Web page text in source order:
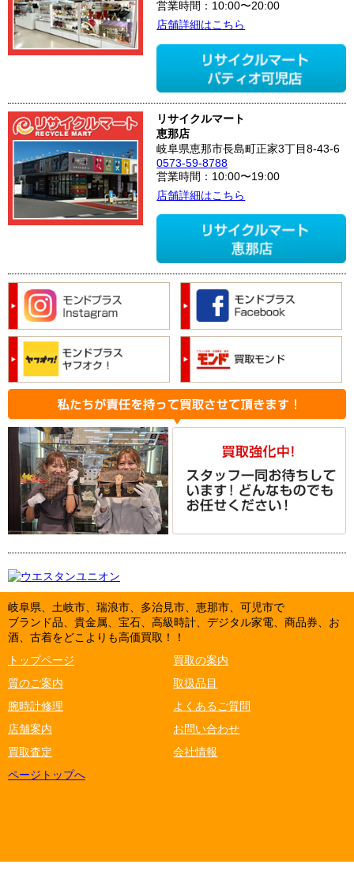
営業時間：10:00〜20:00
店舗詳細はこちら
リサイクルマート
恵那店
岐阜県恵那市長島町正家3丁目8-43-6
0573-59-8788
営業時間：10:00〜19:00
店舗詳細はこちら
岐阜県、土岐市、瑞浪市、多治見市、恵那市、可児市で
ブランド品、貴金属、宝石、高級時計、デジタル家電、商品券、お
酒、古着をどこよりも高価買取！！
トップページ
買取の案内
質のご案内
取扱品目
腕時計修理
よくあるご質問
店舗案内
お問い合わせ
買取査定
会社情報
ページトップへ